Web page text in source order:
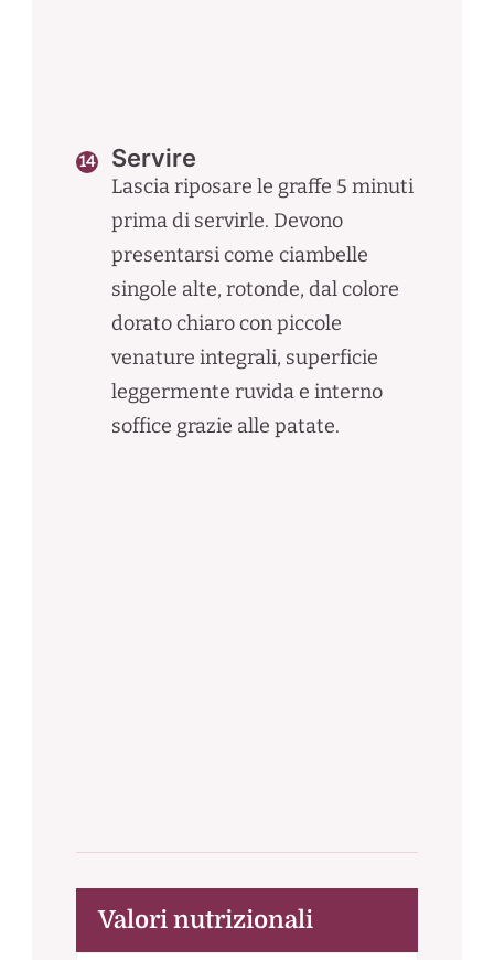
Servire
Lascia riposare le graffe 5 minuti
prima di servirle. Devono
presentarsi come ciambelle
singole alte, rotonde, dal colore
dorato chiaro con piccole
venature integrali, superficie
leggermente ruvida e interno
soffice grazie alle patate.
Valori nutrizionali